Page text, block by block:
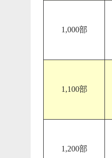
1,000部
1,100部
1,200部